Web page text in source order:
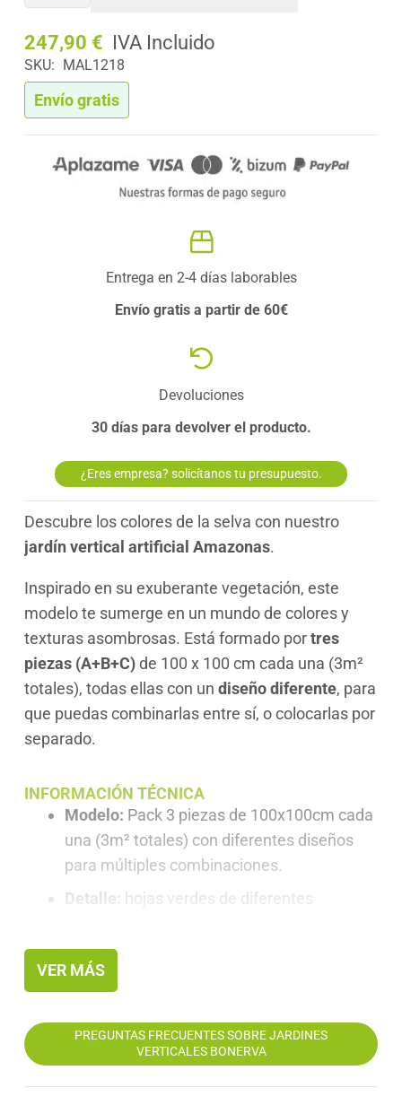
3
Piezas
100x100cm
cantidad
247,90 €
SKU: MAL1218
Envío gratis
Entrega en 2-4 días laborables
Envío gratis a partir de 60€
Devoluciones
30 días para devolver el producto.
¿Eres empresa? solicítanos tu presupuesto.
Descubre los colores de la selva con nuestro
jardín vertical artificial Amazonas.
Inspirado en su exuberante vegetación, este
modelo te sumerge en un mundo de colores y
texturas asombrosas. Está formado portres
piezas (A+B+C)de 100 x 100 cm cada una (3m²
totales), todas ellas con un diseño diferente, para
que puedas combinarlas entre sí, o colocarlas por
separado.
INFORMACIÓN TÉCNICA
Modelo: Pack 3 piezas de 100x100cm cada
una (3m² totales) con diferentes diseños
para múltiples combinaciones.
Detalle: hojas verdes de diferentes
Frondosidad:
Peso total:
Sistema de unión:Acople de piezas entre sí
mediante clips de presión.
VER MÁS
PREGUNTAS FRECUENTES SOBRE JARDINES
VERTICALES BONERVA